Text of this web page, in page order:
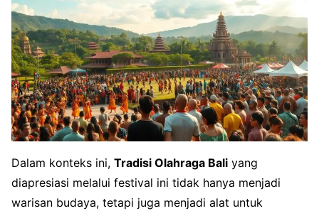
Dalam konteks ini, Tradisi Olahraga Bali yang
diapresiasi melalui festival ini tidak hanya menjadi
warisan budaya, tetapi juga menjadi alat untuk